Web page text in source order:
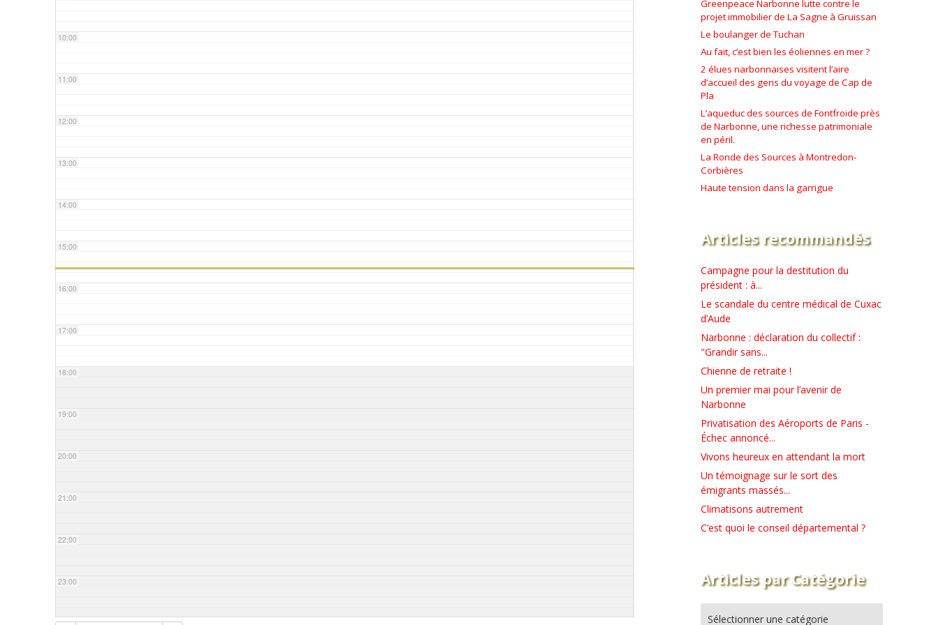
10:00
11:00
12:00
13:00
14:00
15:00
16:00
17:00
18:00
19:00
20:00
21:00
22:00
23:00
Greenpeace Narbonne lutte contre le
projet immobilier de La Sagne à Gruissan
Le boulanger de Tuchan
Au fait, c’est bien les éoliennes en mer ?
2 élues narbonnaises visitent l’aire
d’accueil des gens du voyage de Cap de
Pla
L’aqueduc des sources de Fontfroide près
de Narbonne, une richesse patrimoniale
en péril.
La Ronde des Sources à Montredon-
Corbières
Haute tension dans la garrigue
Articles recommandés
Campagne pour la destitution du
président : à...
Le scandale du centre médical de Cuxac
d’Aude
Narbonne : déclaration du collectif :
"Grandir sans...
Chienne de retraite !
Un premier mai pour l’avenir de
Narbonne
Privatisation des Aéroports de Paris -
Échec annoncé...
Vivons heureux en attendant la mort
Un témoignage sur le sort des
émigrants massés...
Climatisons autrement
C’est quoi le conseil départemental ?
Articles par Catégorie